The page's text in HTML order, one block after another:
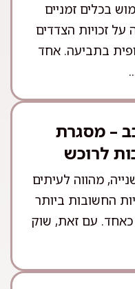
בכלים זמניים
על זכויות הצדדים
בתביעה. אחד
– מסגרת
לרוכש
מהווה לעיתים
החשובות ביותר
כאחד. עם זאת, שוק